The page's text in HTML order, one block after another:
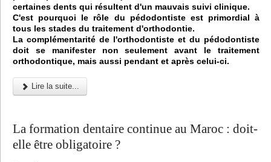
certaines dents qui résultent d'un mauvais suivi clinique.
C'est pourquoi le rôle du pédodontiste est primordial à
tous les stades du traitement d'orthodontie.
La complémentarité de l'orthodontiste et du pédodontiste
doit se manifester non seulement avant le traitement
orthodontique, mais aussi pendant et après celui-ci.
Lire la suite...
La formation dentaire continue au Maroc : doit-
elle être obligatoire ?